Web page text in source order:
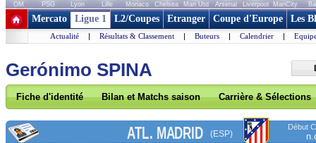
OM PSG Lyon Lille Monaco Chelsea Man Utd Arsenal Liverpool ManCity
+ de clubs
Mercato Ligue 1 L2/Coupes Etranger Coupe d'Europe Les
Actualité | Résultats & Classement | Buteurs | Calendrier |
Gerónimo SPINA
Fiche d'identité Bilan et Matchs saison Carrière & Sélections
ATL. MADRID (ESP)
Début